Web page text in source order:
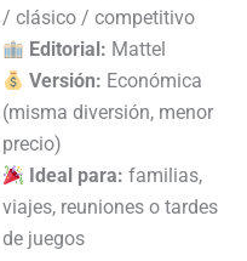
/ clásico / competitivo
Editorial: Mattel
Versión: Económica
(misma diversión, menor
precio)
Ideal para: familias,
viajes, reuniones o tardes
de juegos